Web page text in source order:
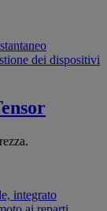
dei dispositivi
integrato